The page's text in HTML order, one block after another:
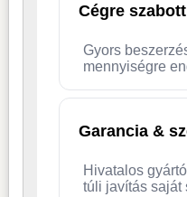
Cégre
Gyors
mennyiségre
Garancia &
Hivatalos
túli javítás saját